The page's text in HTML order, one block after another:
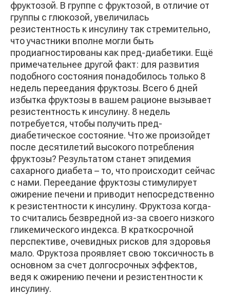
фруктозой. В группе с фруктозой, в отличие от
группы с глюкозой, увеличилась
резистентность к инсулину так стремительно,
что участники вполне могли быть
продиагностированы как пред-диабетики. Ещё
примечательнее другой факт: для развития
подобного состояния понадобилось только 8
недель переедания фруктозы. Всего 6 дней
избытка фруктозы в вашем рационе вызывает
резистентность к инсулину. 8 недель
потребуется, чтобы получить пред-
диабетическое состояние. Что же произойдет
после десятилетий высокого потребления
фруктозы? Результатом станет эпидемия
сахарного диабета – то, что происходит сейчас
с нами. Переедание фруктозы стимулирует
ожирение печени и приводит непосредственно
к резистентности к инсулину. Фруктоза когда-
то считались безвредной из-за своего низкого
гликемического индекса. В краткосрочной
перспективе, очевидных рисков для здоровья
мало. Фруктоза проявляет свою токсичность в
основном за счет долгосрочных эффектов,
ведя к ожирению печени и резистентности к
инсулину.